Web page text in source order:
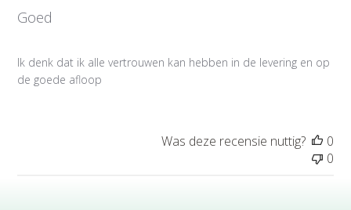
Goed
Ik denk dat ik alle vertrouwen kan hebben in de levering en op
de goede afloop
a
t
Was deze recensie nuttig?
0
0